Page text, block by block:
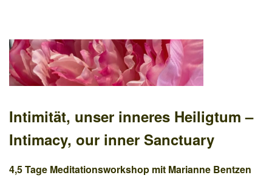
Intimität, unser inneres Heiligtum –
Intimacy, our inner Sanctuary
4,5 Tage Meditationsworkshop mit Marianne Bentzen